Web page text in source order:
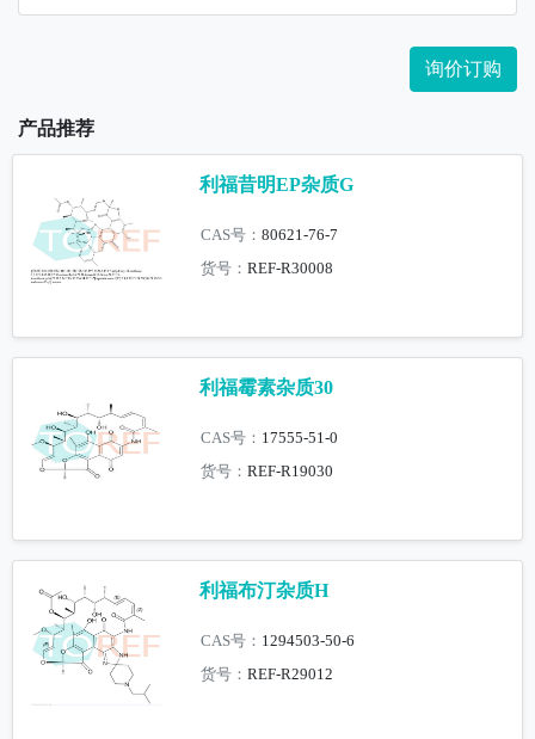
询价订购
产品推荐
利福昔明EP杂质G
CAS号：80621-76-7
货号：REF-R30008
利福霉素杂质30
CAS号： 17555-51-0
货号：REF-R19030
利福布汀杂质H
CAS号： 1294503-50-6
货号：REF-R29012